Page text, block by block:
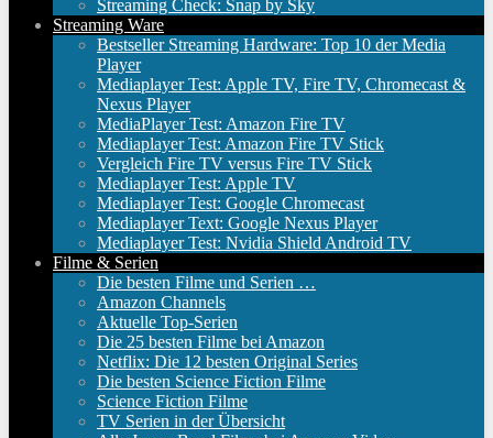
Streaming Check: Snap by Sky
Streaming Ware
Bestseller Streaming Hardware: Top 10 der Media
Player
Mediaplayer Test: Apple TV, Fire TV, Chromecast &
Nexus Player
MediaPlayer Test: Amazon Fire TV
Mediaplayer Test: Amazon Fire TV Stick
Vergleich Fire TV versus Fire TV Stick
Mediaplayer Test: Apple TV
Mediaplayer Test: Google Chromecast
Mediaplayer Text: Google Nexus Player
Mediaplayer Test: Nvidia Shield Android TV
Filme & Serien
Die besten Filme und Serien …
Amazon Channels
Aktuelle Top-Serien
Die 25 besten Filme bei Amazon
Netflix: Die 12 besten Original Series
Die besten Science Fiction Filme
Science Fiction Filme
TV Serien in der Übersicht